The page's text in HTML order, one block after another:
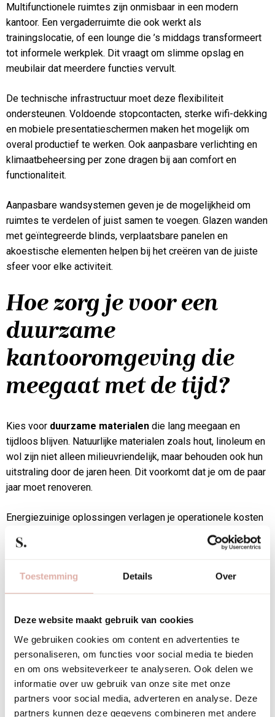
Toestemming Details Over
Deze website maakt gebruik van cookies
We gebruiken cookies om content en advertenties te
personaliseren, om functies voor social media te bieden
en om ons websiteverkeer te analyseren. Ook delen we
informatie over uw gebruik van onze site met onze
partners voor social media, adverteren en analyse. Deze
partners kunnen deze gegevens combineren met andere
Multifunctionele ruimtes zijn onmisbaar in een modern
kantoor. Een vergaderruimte die ook werkt als
trainingslocatie, of een lounge die ’s middags transformeert
tot informele werkplek. Dit vraagt om slimme opslag en
meubilair dat meerdere functies vervult.
De technische infrastructuur moet deze flexibiliteit
ondersteunen. Voldoende stopcontacten, sterke wifi-dekking
en mobiele presentatieschermen maken het mogelijk om
overal productief te werken. Ook aanpasbare verlichting en
klimaatbeheersing per zone dragen bij aan comfort en
functionaliteit.
Aanpasbare wandsystemen geven je de mogelijkheid om
ruimtes te verdelen of juist samen te voegen. Glazen wanden
met geïntegreerde blinds, verplaatsbare panelen en
akoestische elementen helpen bij het creëren van de juiste
sfeer voor elke activiteit.
Hoe zorg je voor een
duurzame
kantooromgeving die
meegaat met de tijd?
Kies voor duurzame materialen die lang meegaan en
tijdloos blijven. Natuurlijke materialen zoals hout, linoleum en
wol zijn niet alleen milieuvriendelijk, maar behouden ook hun
uitstraling door de jaren heen. Dit voorkomt dat je om de paar
jaar moet renoveren.
Energiezuinige oplossingen verlagen je operationele kosten
en verkleinen je ecologische voetafdruk. LED-verlichting met
daglichtregeling, slimme thermostaten en goed geïsoleerde
lagere kosten.
het einde van hun levensduur hergebruikt kunnen worden.
Denk aan tapijttegels in plaats van vast tapijt, meubilair van
gerecyclede materialen en modulaire systemen die je kunt
uitbreiden of aanpassen.
Investeer in kwaliteit boven kwantiteit. Hoogwaardige